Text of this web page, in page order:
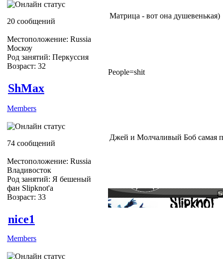
20 сообщений
Местоположение: Russia
Москоу
Род занятий: Перкуссия
Возраст: 32
Матрица - вот она душевенькая)
People=shit
ShMax
Members
74 сообщений
Местоположение: Russia
Владивосток
Род занятий: Я бешеный
фан Slipknot'a
Возраст: 33
Джей и Молчаливый Боб самая
nice1
Members